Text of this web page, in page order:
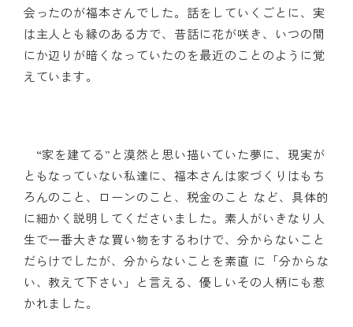
会ったのが福本さんでした。話をしていくごとに、実
は主人とも縁のある方で、昔話に花が咲き、いつの間
にか辺りが暗くなっていたのを最近のことのように覚
えています。
“家を建てる”と漠然と思い描いていた夢に、現実が
ともなっていない私達に、福本さんは家づくりはもち
ろんのこと、ローンのこと、税金のこと など、具体的
に細かく説明してくださいました。素人がいきなり人
生で一番大きな買い物をするわけで、分からないこと
だらけでしたが、分からないことを素直 に「分からな
い、教えて下さい」と言える、優しいその人柄にも惹
かれました。